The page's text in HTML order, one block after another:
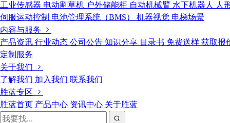
工业传感器 电动割草机 户外储能柜 自动机械臂 水下机器人
人
伺服运动控制 电池管理系统（BMS） 机器视觉 电梯场景
内容与服务
产品资讯 行业动态 公司公告 知识分享 目录书 免费送样 获取报
定制服务
关于我们
了解我们 加入我们 联系我们
胜蓝专区
胜蓝首页 产品中心 资讯中心 关于胜蓝